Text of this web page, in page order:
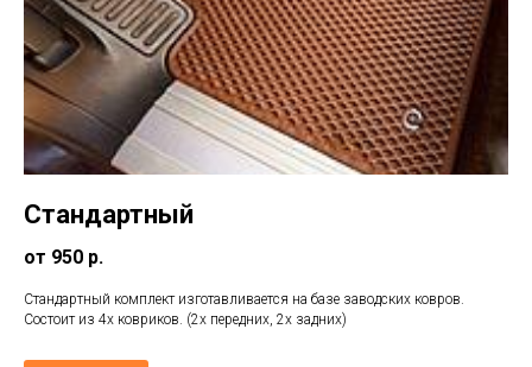
Стандартный
от 950 р.
Стандартный комплект изготавливается на базе заводских ковров.
Состоит из 4х ковриков. (2х передних, 2х задних)